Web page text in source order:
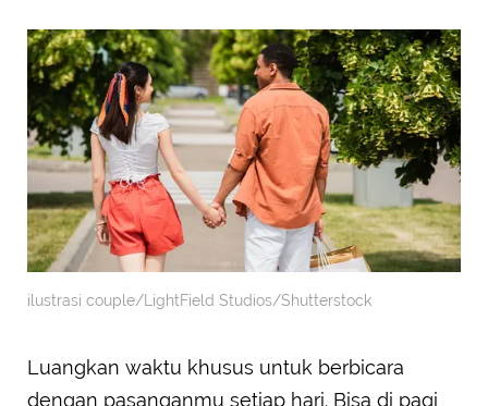
ilustrasi couple/LightField Studios/Shutterstock
Luangkan waktu khusus untuk berbicara
dengan pasanganmu setiap hari. Bisa di pagi